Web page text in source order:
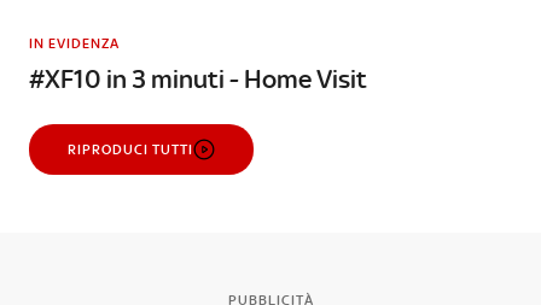
IN EVIDENZA
#XF10 in 3 minuti - Home Visit
RIPRODUCI TUTTI
PUBBLICITÀ